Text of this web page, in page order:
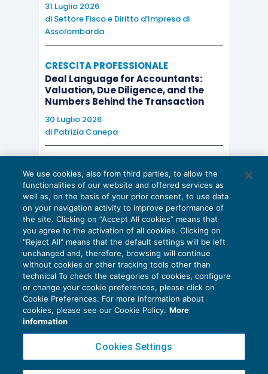
31 Luglio 2026
di Settore Fisco e Diritto d’Impresa di
Assolombarda
CRESCITA PROFESSIONALE
Deal Language for Accountants:
Valuation, Due Diligence, and the
Numbers Behind the Transaction
30 Luglio 2026
di Patrizia Canepa
EU AI Act e studi professionali: le
scadenze concrete
27 Luglio 2026
di Diego BarberieStefano Dovier
Privacy Policy
Cookie Policy
Copyright 2016 ©Gruppo Euroconference S.p.A.v2.32.4
We use cookies, also from third parties, to allow the
functionalities of our website and offered services as
well as, on the basis of your prior consent, to use data
on your navigation activity to improve performance of
the site. Clicking on “Accept All cookies” means that
you agree to the activation of all cookies. Clicking on
"Reject All" means that the default settings will be left
unchanged and, therefore, browsing will continue
without cookies or other tracking tools other than
technical To check the categories of cookies, configure
or change your cookie preferences, please click on
Cookie Preferences. For more information about
cookies, please see our Cookie Policy. More
information
Cookies Settings